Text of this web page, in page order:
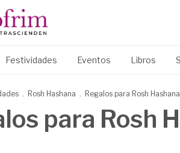
Festividades Eventos Libros
. Rosh Hashana . Regalos para Rosh Hashana
para Rosh